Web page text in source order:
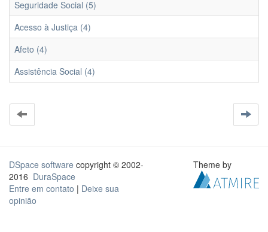
Seguridade Social (5)
Acesso à Justiça (4)
Afeto (4)
Assistência Social (4)
DSpace software copyright © 2002-
2016 DuraSpace
Entre em contato | Deixe sua
opinião
Theme by